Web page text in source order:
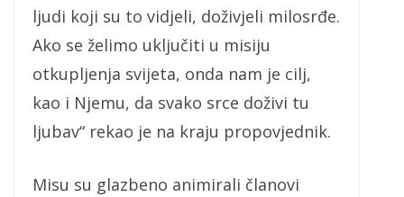
ljudi koji su to vidjeli, doživjeli milosrđe.
Ako se želimo uključiti u misiju
otkupljenja svijeta, onda nam je cilj,
kao i Njemu, da svako srce doživi tu
ljubav“ rekao je na kraju propovjednik.
Misu su glazbeno animirali članovi